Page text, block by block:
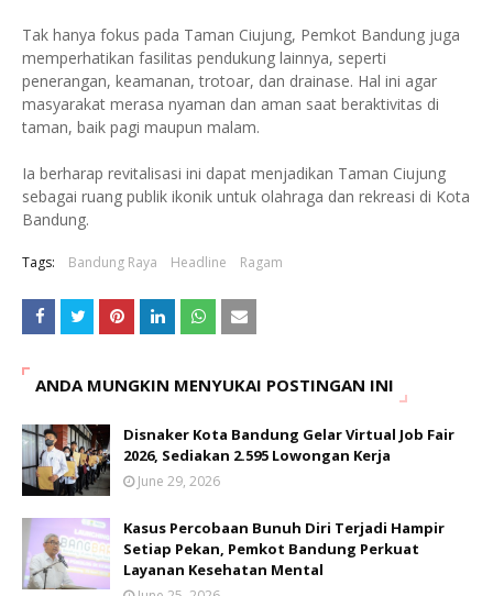
Tak hanya fokus pada Taman Ciujung, Pemkot Bandung juga
memperhatikan fasilitas pendukung lainnya, seperti
penerangan, keamanan, trotoar, dan drainase. Hal ini agar
masyarakat merasa nyaman dan aman saat beraktivitas di
taman, baik pagi maupun malam.
Ia berharap revitalisasi ini dapat menjadikan Taman Ciujung
sebagai ruang publik ikonik untuk olahraga dan rekreasi di Kota
Bandung.
Tags: Bandung Raya Headline Ragam
ANDA MUNGKIN MENYUKAI POSTINGAN INI
Disnaker Kota Bandung Gelar Virtual Job Fair
2026, Sediakan 2.595 Lowongan Kerja
June 29, 2026
Kasus Percobaan Bunuh Diri Terjadi Hampir
Setiap Pekan, Pemkot Bandung Perkuat
Layanan Kesehatan Mental